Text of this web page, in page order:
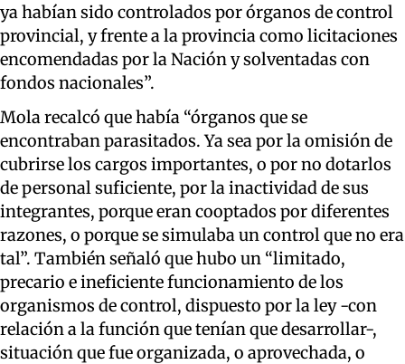
ya habían sido controlados por órganos de control
provincial, y frente a la provincia como licitaciones
encomendadas por la Nación y solventadas con
fondos nacionales”.
Mola recalcó que había “órganos que se
encontraban parasitados. Ya sea por la omisión de
cubrirse los cargos importantes, o por no dotarlos
de personal suficiente, por la inactividad de sus
integrantes, porque eran cooptados por diferentes
razones, o porque se simulaba un control que no era
tal”. También señaló que hubo un “limitado,
precario e ineficiente funcionamiento de los
organismos de control, dispuesto por la ley-con
relación a la función que tenían que desarrollar-,
situación que fue organizada, o aprovechada, o